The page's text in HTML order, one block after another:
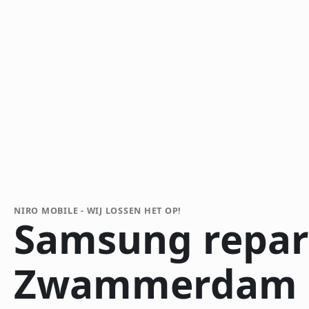
NIRO MOBILE - WIJ LOSSEN HET OP!
Samsung
Zwammerdam